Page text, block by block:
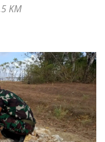
KM